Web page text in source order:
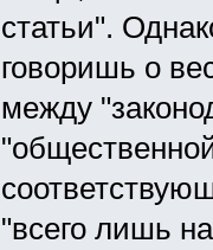
статьи".
говоришь о
между
"всего лишь